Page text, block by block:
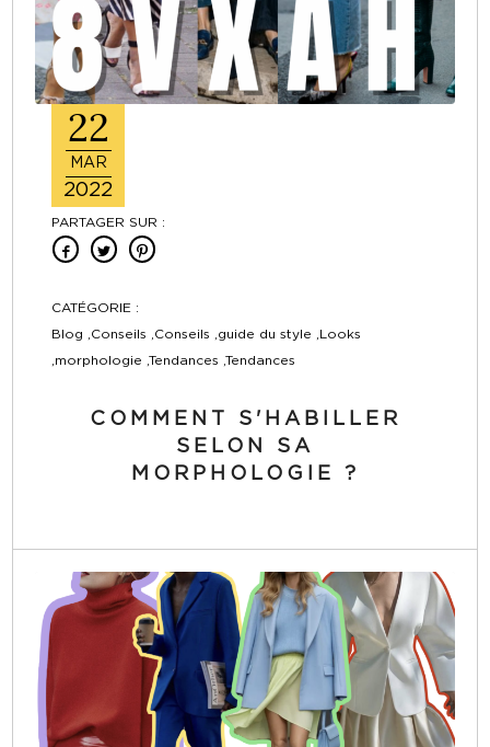
22
MAR
2022
PARTAGER SUR :
CATÉGORIE :
Blog ,Conseils ,Conseils ,guide du style ,Looks
,morphologie ,Tendances ,Tendances
COMMENT S'HABILLER
SELON SA
MORPHOLOGIE ?